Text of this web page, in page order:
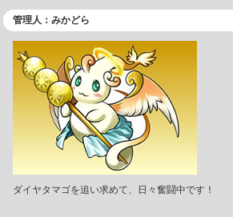
管理人：みかどら
ダイヤタマゴを追い求めて、日々奮闘中です！